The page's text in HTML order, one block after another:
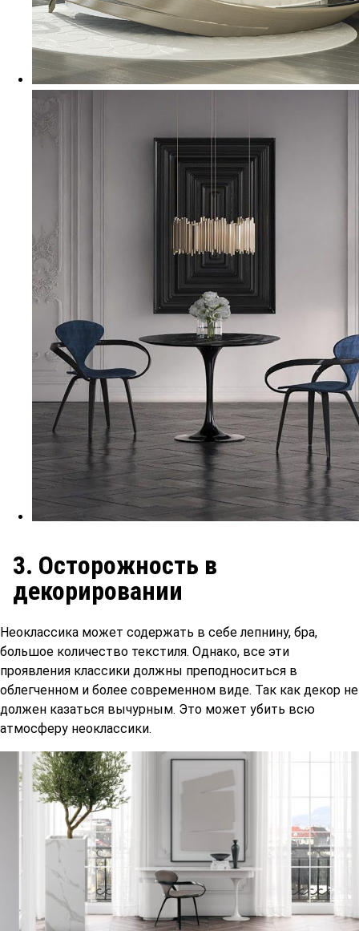
3. Осторожность в
декорировании
Неоклассика может содержать в себе лепнину, бра,
большое количество текстиля. Однако, все эти
проявления классики должны преподноситься в
облегченном и более современном виде. Так как декор не
должен казаться вычурным. Это может убить всю
атмосферу неоклассики.